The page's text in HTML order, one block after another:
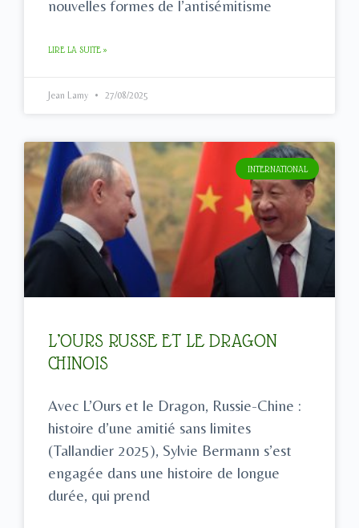
nouvelles formes de l’antisémitisme
LIRE LA SUITE »
Jean Lamy 27/08/2025
INTERNATIONAL
L’OURS RUSSE ET LE DRAGON
CHINOIS
Avec L’Ours et le Dragon, Russie-Chine :
histoire d’une amitié sans limites
(Tallandier 2025), Sylvie Bermann s’est
engagée dans une histoire de longue
durée, qui prend